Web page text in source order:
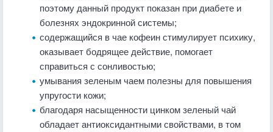
поэтому данный продукт показан при диабете и
болезнях эндокринной системы;
содержащийся в чае кофеин стимулирует психику,
оказывает бодрящее действие, помогает
справиться с сонливостью;
умывания зеленым чаем полезны для повышения
упругости кожи;
благодаря насыщенности цинком зеленый чай
обладает антиоксидантными свойствами, в том